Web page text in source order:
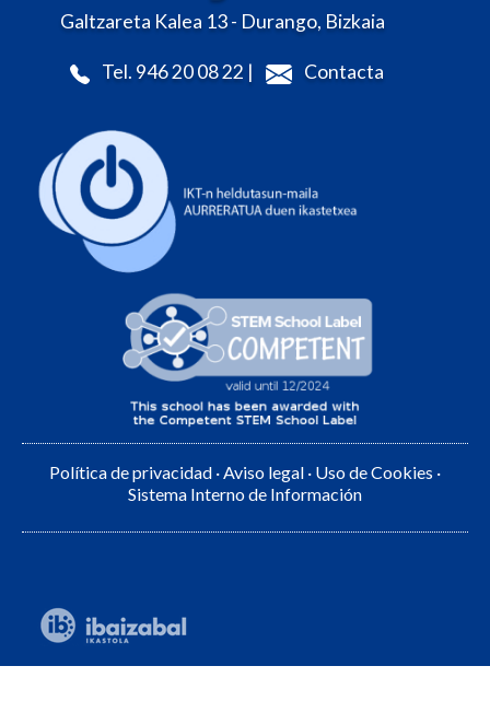
Galtzareta Kalea 13 - Durango, Bizkaia
Tel. 946 20 08 22 | Contacta
Política de privacidad ·Aviso legal · Uso de Cookies ·
Sistema Interno de Información